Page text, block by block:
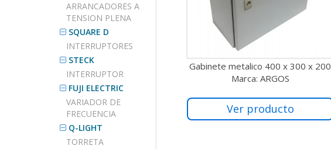
ARRANCADORES A
TENSION PLENA
SQUARE D
INTERRUPTORES
STECK
INTERRUPTOR
FUJI ELECTRIC
VARIADOR DE
FRECUENCIA
Q-LIGHT
TORRETA
Gabinete metalico 400 x 300 x 200
Marca: ARGOS
Ver producto